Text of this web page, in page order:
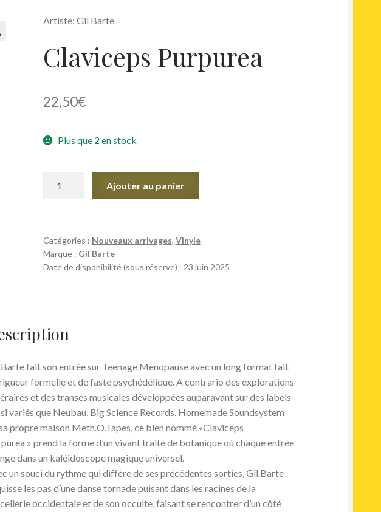
Artiste: Gil Barte
Claviceps Purpurea
22,50€
Plus que 2 en stock
Ajouter au panier
Catégories : Nouveaux arrivages, Vinyle
Marque : Gil Barte
Date de disponibilité (sous réserve) : 23 juin 2025
fait son entrée sur Teenage Menopause avec un long format fait
formelle et de faste psychédélique. A contrario des explorations
et des transes musicales développées auparavant sur des labels
variés que Neubau, Big Science Records, Homemade Soundsystem
propre maison Meth.O.Tapes, ce bien nommé «Claviceps
» prend la forme d’un vivant traité de botanique où chaque entrée
dans un kaléidoscope magique universel.
un souci du rythme qui diffère de ses précédentes sorties, Gil.Barte
les pas d’une danse tornade puisant dans les racines de la
occidentale et de son occulte, faisant se rencontrer d’un côté